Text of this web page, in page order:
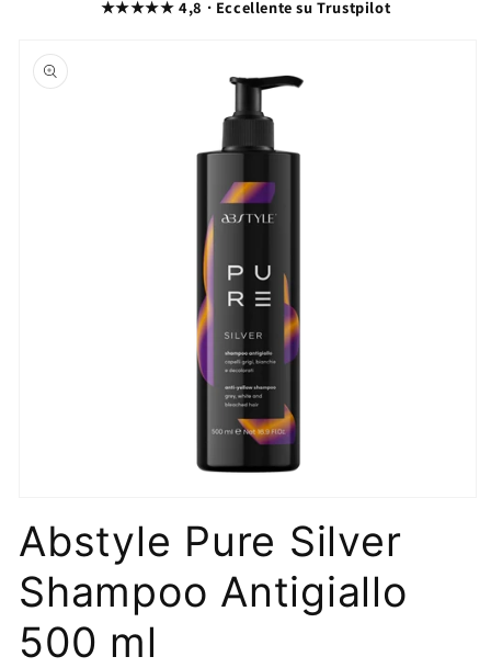
★★★★★ 4,8 · Eccellente su Trustpilot
informazioni
sul prodotto
multimediali
1
finestra
modale
Abstyle Pure Silver
Shampoo Antigiallo
500 ml